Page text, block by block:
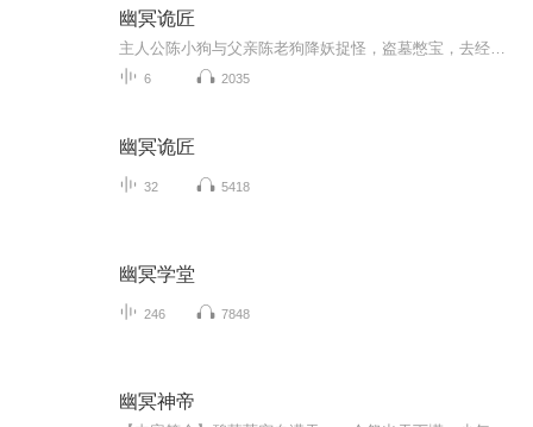
幽冥诡匠
6 2035
幽冥诡匠
32 5418
幽冥学堂
246 7848
幽冥神帝